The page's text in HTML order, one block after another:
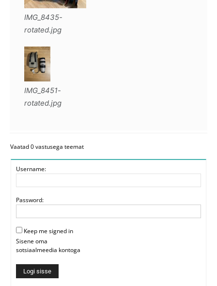
IMG_8435-
rotated.jpg
IMG_8451-
rotated.jpg
Vaatad 0 vastusega teemat
Username:
Password:
Keep me signed in
Sisene oma
sotsiaalmeedia kontoga
Logi sisse